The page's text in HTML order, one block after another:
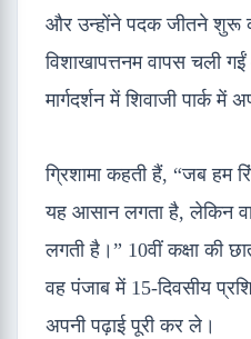
और उन्होंने पदक जीतने शुरू
विशाखापत्तनम वापस चली
मार्गदर्शन में शिवाजी पार्क में
ग्रिशामा कहती हैं, “जब हम
यह आसान लगता है, लेकिन
लगती है।” 10वीं कक्षा की
वह पंजाब में 15-दिवसीय
अपनी पढ़ाई पूरी कर ले।